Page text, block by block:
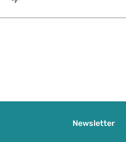
Newsletter